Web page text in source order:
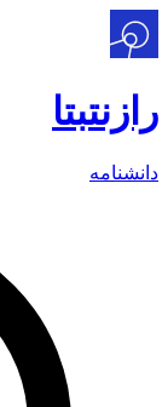
رازنتبتا
دانشنامه